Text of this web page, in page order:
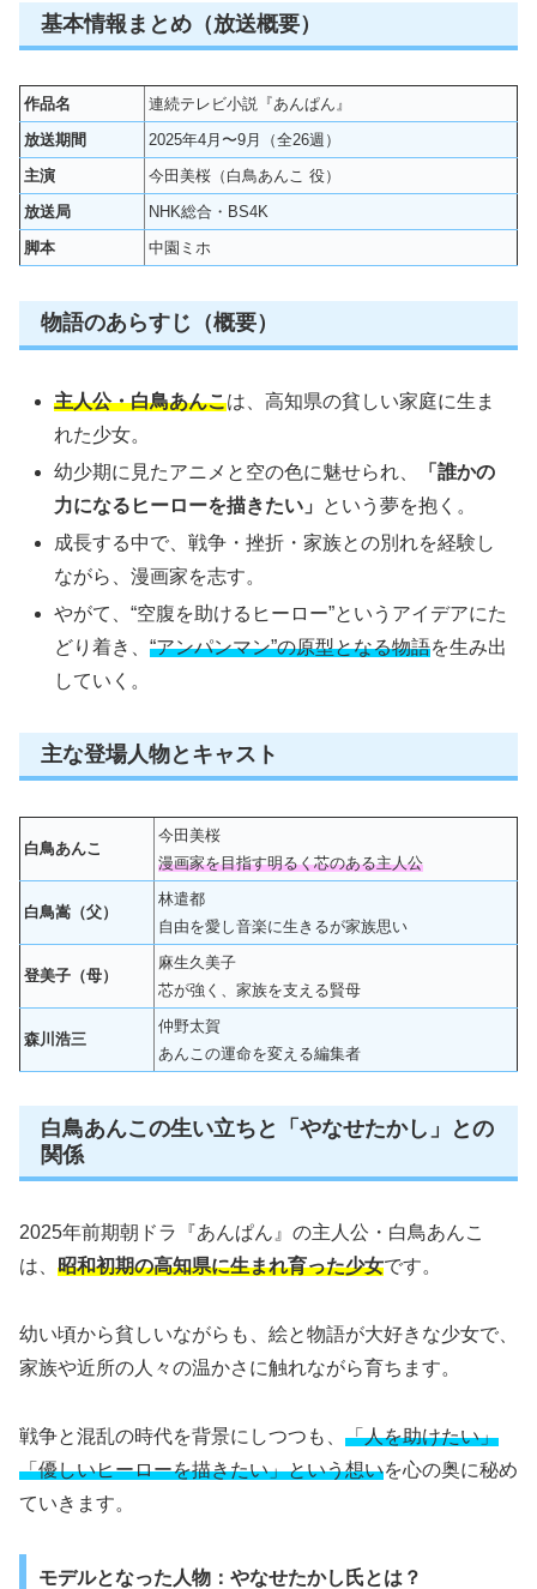
基本情報まとめ（放送概要）
作品名
連続テレビ小説『あんぱん』
放送期間
2025年4月〜9月（全26週）
主演
今田美桜（白鳥あんこ 役）
放送局
NHK総合・BS4K
脚本
中園ミホ
物語のあらすじ（概要）
主人公・白鳥あんこは、高知県の貧しい家庭に生ま
れた少女。
幼少期に見たアニメと空の色に魅せられ、
「誰かの
力になるヒーローを描きたい」
という夢を抱く。
成長する中で、戦争・挫折・家族との別れを経験し
ながら、漫画家を志す。
やがて、“空腹を助けるヒーロー”というアイデアにた
どり着き、“アンパンマン”の原型となる物語を生み出
していく。
主な登場人物とキャスト
白鳥あんこ
今田美桜
漫画家を目指す明るく芯のある主人公
白鳥嵩（父）
林遣都
自由を愛し音楽に生きるが家族思い
登美子（母）
麻生久美子
芯が強く、家族を支える賢母
森川浩三
仲野太賀
あんこの運命を変える編集者
白鳥あんこの生い立ちと「やなせたかし」との
関係
2025年前期朝ドラ『あんぱん』の主人公・白鳥あんこ
は、 昭和初期の高知県に生まれ育った少女です。
幼い頃から貧しいながらも、絵と物語が大好きな少女で、
家族や近所の人々の温かさに触れながら育ちます。
戦争と混乱の時代を背景にしつつも、 「人を助けたい」
「優しいヒーローを描きたい」という想いを心の奥に秘め
ていきます。
モデルとなった人物：やなせたかし氏とは？